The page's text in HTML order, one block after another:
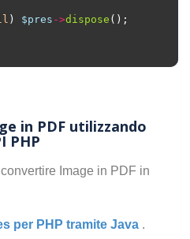
) $pres ->dispose
in PDF utilizzando
PHP
Image in PDF in
per PHP tramite Java .